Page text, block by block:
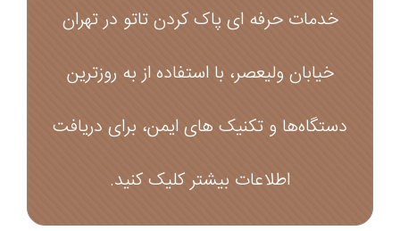
خدمات حرفه‌ ای پاک کردن تاتو در تهران
خیابان ولیعصر، با استفاده از به‌ روزترین
دستگاه‌ها و تکنیک‌ های ایمن، برای دریافت
اطلاعات بیشتر کلیک کنید.